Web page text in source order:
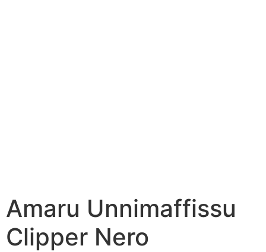
Amaru Unnimaffissu
Clipper Nero